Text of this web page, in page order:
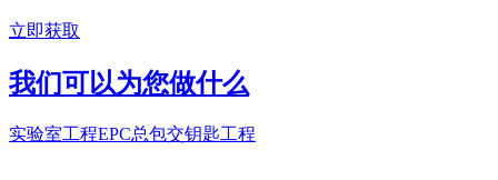
立即获取
我们可以为您做什么
实验室工程EPC总包交钥匙工程